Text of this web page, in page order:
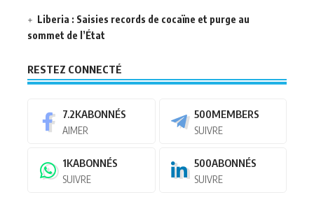
Liberia : Saisies records de cocaïne et purge au
sommet de l’État
RESTEZ CONNECTÉ
7.2KABONNÉS
AIMER
500MEMBERS
SUIVRE
1KABONNÉS
SUIVRE
500ABONNÉS
SUIVRE